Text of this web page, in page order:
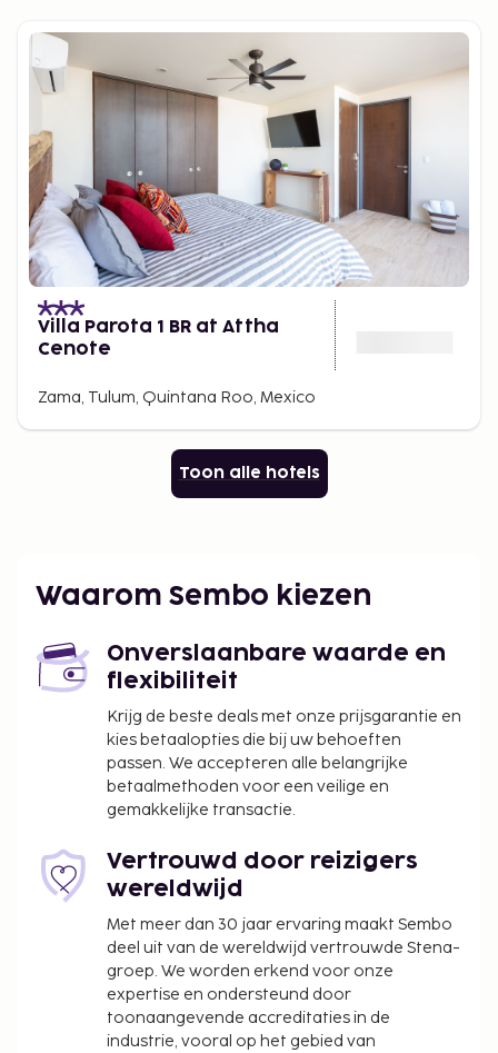
Villa Parota 1 BR at Attha
Cenote
Zama, Tulum, Quintana Roo, Mexico
Toon alle hotels
Waarom Sembo kiezen
Onverslaanbare waarde en
flexibiliteit
Krijg de beste deals met onze prijsgarantie en
kies betaalopties die bij uw behoeften
passen. We accepteren alle belangrijke
betaalmethoden voor een veilige en
gemakkelijke transactie.
Vertrouwd door reizigers
wereldwijd
Met meer dan 30 jaar ervaring maakt Sembo
deel uit van de wereldwijd vertrouwde Stena-
groep. We worden erkend voor onze
expertise en ondersteund door
toonaangevende accreditaties in de
industrie, vooral op het gebied van